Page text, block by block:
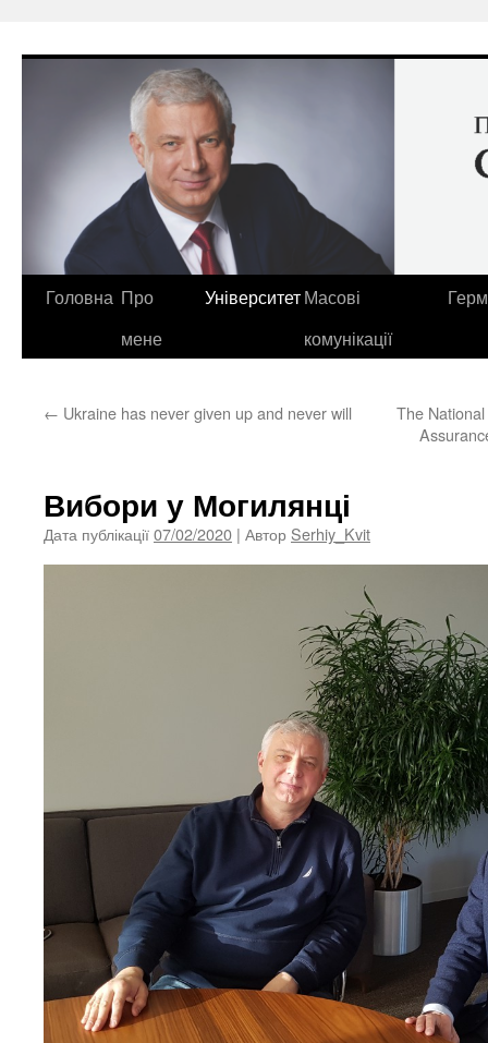
до
Головна Про
мене
УніверситетМасові
комунікації
← Ukraine has never given up and never will
The
Вибори у Могилянці
Дата публікації07/02/2020 | Автор Serhiy_Kvit